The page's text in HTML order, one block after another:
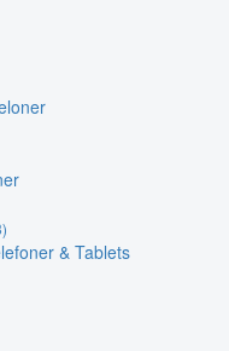
& Tablets